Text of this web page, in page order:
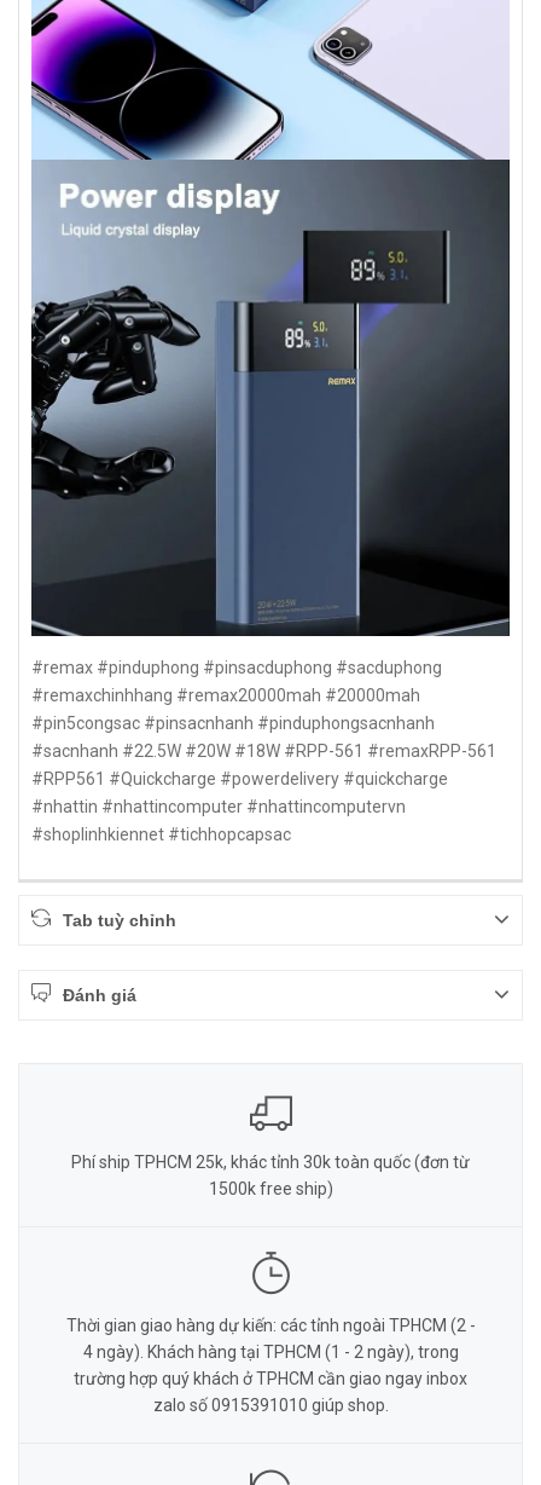
#remax #pinduphong #pinsacduphong #sacduphong
#remaxchinhhang #remax20000mah #20000mah
#pin5congsac #pinsacnhanh #pinduphongsacnhanh
#sacnhanh #22.5W #20W #18W #RPP-561 #remaxRPP-561
#RPP561 #Quickcharge #powerdelivery #quickcharge
#nhattin #nhattincomputer #nhattincomputervn
#shoplinhkiennet #tichhopcapsac
Tab tuỳ chỉnh
Đánh giá
Phí ship TPHCM 25k, khác tỉnh 30k toàn quốc (đơn từ
1500k free ship)
Thời gian giao hàng dự kiến: các tỉnh ngoài TPHCM (2 -
4 ngày). Khách hàng tại TPHCM (1 - 2 ngày), trong
trường hợp quý khách ở TPHCM cần giao ngay inbox
zalo số 0915391010 giúp shop.